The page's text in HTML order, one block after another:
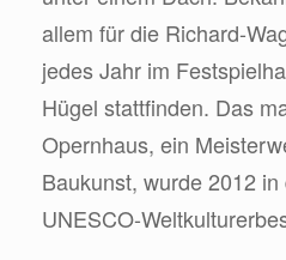
allem für die Richard-
jedes Jahr im
Hügel stattfinden. Das
Opernhaus, ein
Baukunst, wurde 2012
UNESCO-